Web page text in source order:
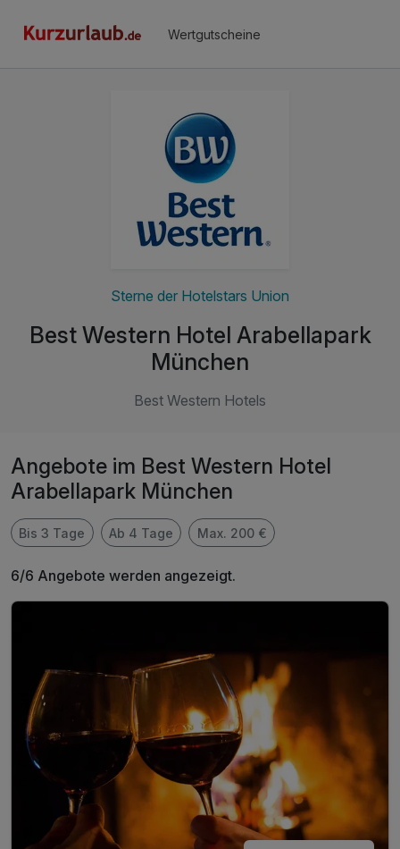
Wertgutscheine
Sterne der Hotelstars Union
Best Western Hotel Arabellapark
München
Best Western Hotels
Angebote im Best Western Hotel
Arabellapark München
Bis 3 Tage Ab 4 Tage Max. 200 €
6/6 Angebote werden angezeigt.